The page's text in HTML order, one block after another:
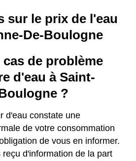
sur le prix de l'eau
De-Boulogne
cas de problème
d'eau à Saint-
?
d'eau constate une
de votre consommation
de vous en informer.
d'information de la part